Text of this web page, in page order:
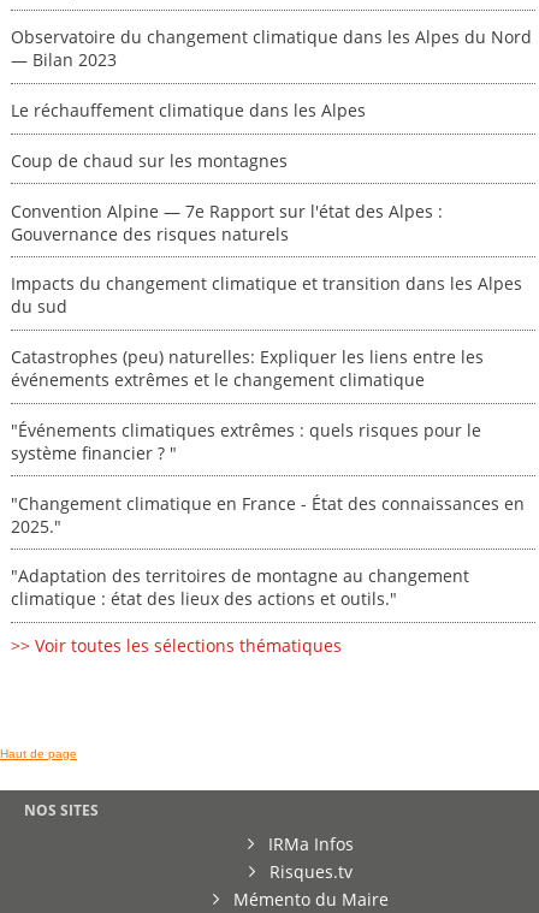
Observatoire du changement climatique dans les Alpes du Nord
— Bilan 2023
Le réchauffement climatique dans les Alpes
Coup de chaud sur les montagnes
Convention Alpine — 7e Rapport sur l'état des Alpes :
Gouvernance des risques naturels
Impacts du changement climatique et transition dans les Alpes
du sud
Catastrophes (peu) naturelles: Expliquer les liens entre les
événements extrêmes et le changement climatique
"Événements climatiques extrêmes : quels risques pour le
système financier ? "
"Changement climatique en France - État des connaissances en
2025."
"Adaptation des territoires de montagne au changement
climatique : état des lieux des actions et outils."
>> Voir toutes les sélections thématiques
Haut de page
NOS SITES
IRMa Infos
Risques.tv
Mémento du Maire